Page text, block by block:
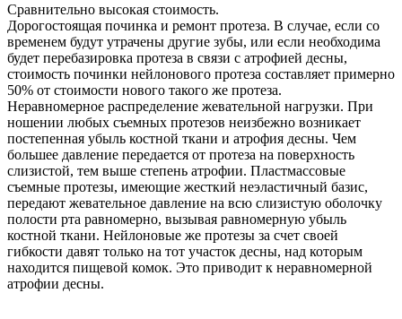
Сравнительно высокая стоимость.
Дорогостоящая починка и ремонт протеза. В случае, если со
временем будут утрачены другие зубы, или если необходима
будет перебазировка протеза в связи с атрофией десны,
стоимость починки нейлонового протеза составляет примерно
50% от стоимости нового такого же протеза.
Неравномерное распределение жевательной нагрузки. При
ношении любых съемных протезов неизбежно возникает
постепенная убыль костной ткани и атрофия десны. Чем
большее давление передается от протеза на поверхность
слизистой, тем выше степень атрофии. Пластмассовые
съемные протезы, имеющие жесткий неэластичный базис,
передают жевательное давление на всю слизистую оболочку
полости рта равномерно, вызывая равномерную убыль
костной ткани. Нейлоновые же протезы за счет своей
гибкости давят только на тот участок десны, над которым
находится пищевой комок. Это приводит к неравномерной
атрофии десны.